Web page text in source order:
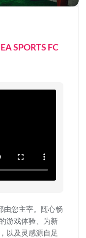
SPORTS FC
由您主宰。随心畅
游戏体验、为新
以及灵感源自足